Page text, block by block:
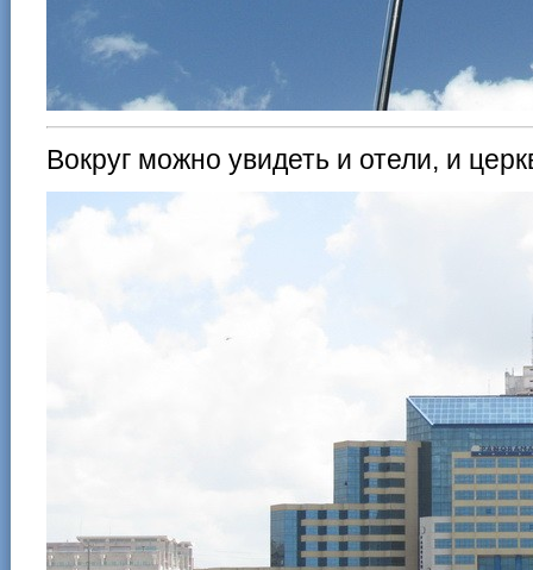
Вокруг можно увидеть и отели, и